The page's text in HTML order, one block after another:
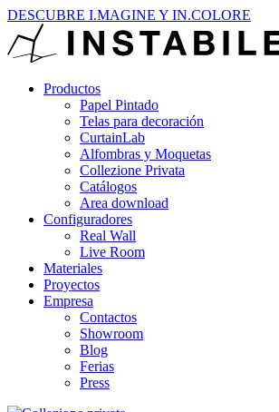
DESCUBRE I.MAGINE Y IN.COLORE
Productos
Papel Pintado
Telas para decoración
CurtainLab
Alfombras y Moquetas
Collezione Privata
Catálogos
Area download
Configuradores
Real Wall
Live Room
Materiales
Proyectos
Empresa
Contactos
Showroom
Blog
Ferias
Press